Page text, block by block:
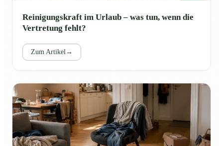
Reinigungskraft im Urlaub – was tun, wenn die
Vertretung fehlt?
Zum Artikel→